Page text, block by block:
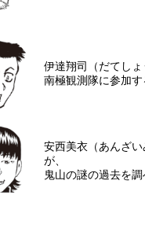
伊達翔司（だてしょ
南極観測隊に参加す
安西美衣（あんざい
が、
鬼山の謎の過去を